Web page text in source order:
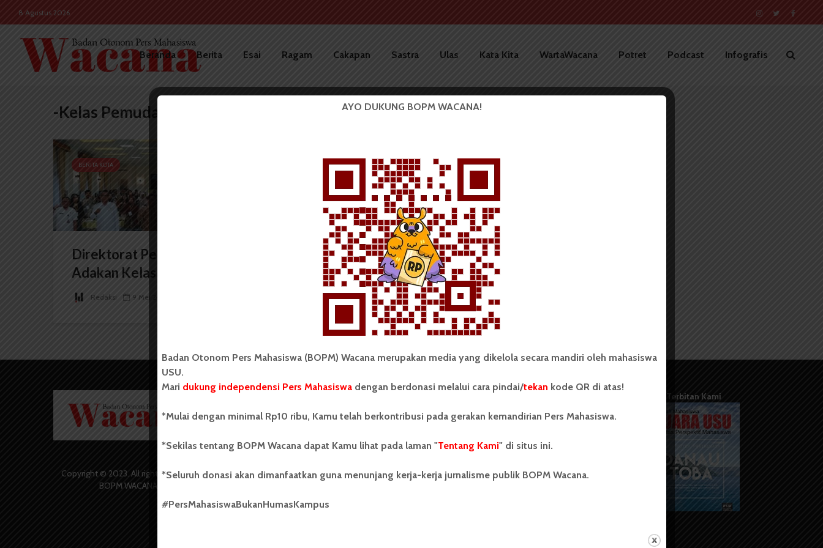
8 Agustus 2026
Beranda Berita Esai Ragam Cakapan Sastra Ulas Kata Kita WartaWacana Potret Podcast Infografis
-Kelas Pemuda Anti Korupsi
BERITA KOTA
Direktorat Permas KPK
Adakan Kelas Pemuda Anti...
Redaksi 9 Mei 2026
Copyright © 2023. All rights reserved
BOPM WACANA.
Badan Otonom Pers Mahasiswa (BOPM)
yang berdiri di luar kampus dan dikelola
Universitas Sumatera Utara (USU).
salah satu Unit Kegiatan Mahasiswa
(UKM) di Universitas Sumatera Utara
USU yang berdiri pada 1 Juli 1995.
Kontribusi
Info Iklan
Pedoman Media Siber
Terbitan Kami
AYO DUKUNG BOPM WACANA!
Badan Otonom Pers Mahasiswa (BOPM) Wacana merupakan media yang dikelola secara mandiri oleh mahasiswa
USU.
Mari dukung independensi Pers Mahasiswadengan berdonasi melalui cara pindai/tekan kode QR di atas!
*Mulai dengan minimal Rp10 ribu, Kamu telah berkontribusi pada gerakan kemandirian Pers Mahasiswa.
*Sekilas tentang BOPM Wacana dapat Kamu lihat pada laman "Tentang Kami" di situs ini.
*Seluruh donasi akan dimanfaatkan guna menunjang kerja-kerja jurnalisme publik BOPM Wacana.
#PersMahasiswaBukanHumasKampus